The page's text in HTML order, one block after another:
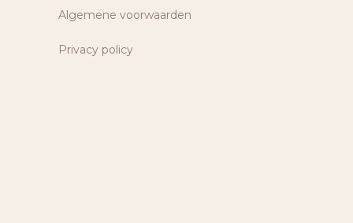
Algemene voorwaarden
Privacy policy